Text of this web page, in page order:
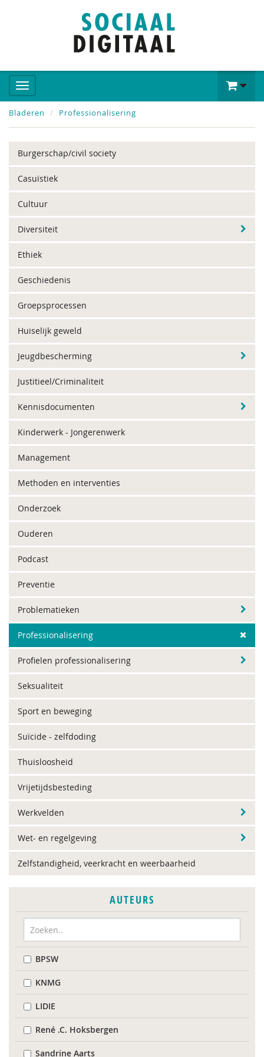
Bladeren Professionalisering
Burgerschap/civil society
Casuïstiek
Cultuur
Diversiteit
Ethiek
Geschiedenis
Groepsprocessen
Huiselijk geweld
Jeugdbescherming
Justitieel/Criminaliteit
Kennisdocumenten
Kinderwerk - Jongerenwerk
Management
Methoden en interventies
Onderzoek
Ouderen
Podcast
Preventie
Problematieken
Professionalisering
Profielen professionalisering
Seksualiteit
Sport en beweging
Suïcide - zelfdoding
Thuisloosheid
Vrijetijdsbesteding
Werkvelden
Wet- en regelgeving
Zelfstandigheid, veerkracht en weerbaarheid
AUTEURS
BPSW
KNMG
LIDIE
René .C. Hoksbergen
Sandrine Aarts